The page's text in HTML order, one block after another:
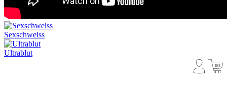
Sexschweiss
Ultrablut